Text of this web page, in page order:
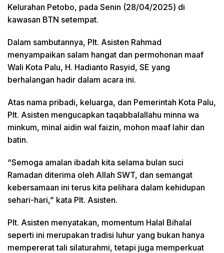
Kelurahan Petobo, pada Senin (28/04/2025) di
kawasan BTN setempat.
Dalam sambutannya, Plt. Asisten Rahmad
menyampaikan salam hangat dan permohonan maaf
Wali Kota Palu, H. Hadianto Rasyid, SE yang
berhalangan hadir dalam acara ini.
Atas nama pribadi, keluarga, dan Pemerintah Kota Palu,
Plt. Asisten mengucapkan taqabbalallahu minna wa
minkum, minal aidin wal faizin, mohon maaf lahir dan
batin.
“Semoga amalan ibadah kita selama bulan suci
Ramadan diterima oleh Allah SWT, dan semangat
kebersamaan ini terus kita pelihara dalam kehidupan
sehari-hari,” kata Plt. Asisten.
Plt. Asisten menyatakan, momentum Halal Bihalal
seperti ini merupakan tradisi luhur yang bukan hanya
mempererat tali silaturahmi, tetapi juga memperkuat